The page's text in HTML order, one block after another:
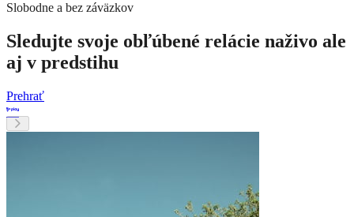
Slobodne a bez záväzkov
Sledujte svoje obľúbené relácie naživo ale
aj v predstihu
Prehrať